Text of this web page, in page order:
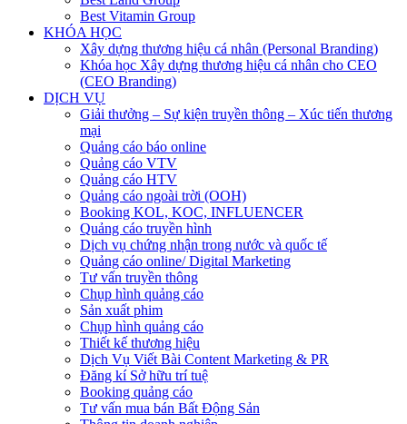
Best Vitamin Group
KHÓA HỌC
Xây dựng thương hiệu cá nhân (Personal Branding)
Khóa học Xây dựng thương hiệu cá nhân cho CEO
(CEO Branding)
DỊCH VỤ
Giải thưởng – Sự kiện truyền thông – Xúc tiến thương
mại
Quảng cáo báo online
Quảng cáo VTV
Quảng cáo HTV
Quảng cáo ngoài trời (OOH)
Booking KOL, KOC, INFLUENCER
Quảng cáo truyền hình
Dịch vụ chứng nhận trong nước và quốc tế
Quảng cáo online/ Digital Marketing
Tư vấn truyền thông
Chụp hình quảng cáo
Sản xuất phim
Chụp hình quảng cáo
Thiết kế thương hiệu
Dịch Vụ Viết Bài Content Marketing & PR
Đăng kí Sở hữu trí tuệ
Booking quảng cáo
Tư vấn mua bán Bất Động Sản